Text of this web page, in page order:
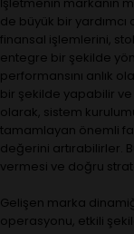
de büyük bir yardımcı
finansal işlemlerini,
entegre bir şekilde
performansını anlık
bir şekilde yapabilir
olarak, sistem
tamamlayan önemli
değerini artırabilirler.
vermesi ve doğru
Gelişen marka
operasyonu, etkili